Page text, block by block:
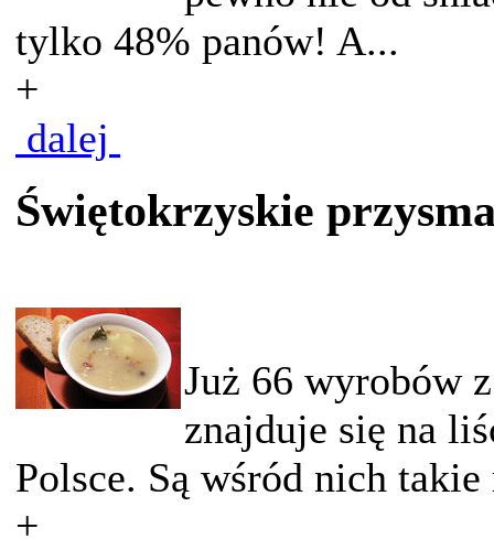
tylko 48% panów! A...
+
dalej
Świętokrzyskie
Już 66 wyrobów
znajduje się na
Polsce. Są wśród nich
+